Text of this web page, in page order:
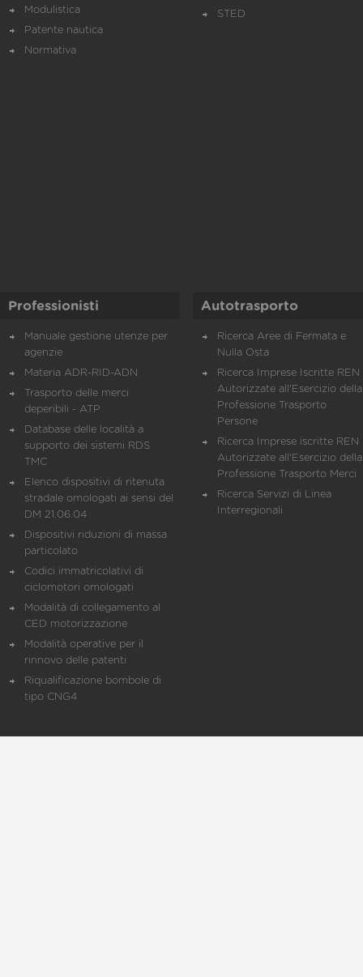
Modulistica
Patente nautica
Normativa
STED
Professionisti
Manuale gestione utenze per
agenzie
Materia ADR-RID-ADN
Trasporto delle merci
deperibili - ATP
Database delle località a
supporto dei sistemi RDS
TMC
Elenco dispositivi di ritenuta
stradale omologati ai sensi del
DM 21.06.04
Dispositivi riduzioni di massa
particolato
Codici immatricolativi di
ciclomotori omologati
Modalità di collegamento al
CED motorizzazione
Modalità operative per il
rinnovo delle patenti
Riqualificazione bombole di
tipo CNG4
Autotrasporto
Ricerca Aree di Fermata e
Nulla Osta
Ricerca Imprese Iscritte REN
Autorizzate all'Esercizio della
Professione Trasporto
Persone
Ricerca Imprese iscritte REN
Autorizzate all'Esercizio della
Professione Trasporto Merci
Ricerca Servizi di Linea
Interregionali